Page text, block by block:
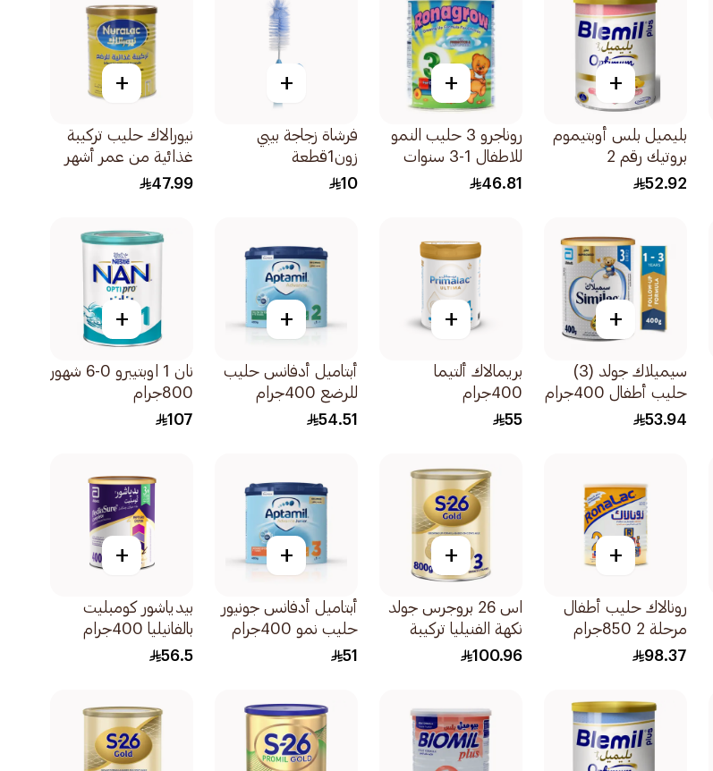
+
بليميل بلس أوبتيموم
بروتيك رقم 2
400جرام
52.92
+
روناجرو 3 حليب النمو
للاطفال 1-3 سنوات
400جرام
46.81
+
فرشاة زجاجة بيبي
زون1قطعة
10
+
نيورالاك حليب تركيبة
غذائية من عمر أشهر
400جرام
47.99
+
سيميلاك جولد (3)
حليب أطفال 400جرام
53.94
+
بريمالاك ألتيما
400جرام
55
+
أبتاميل أدفانس حليب
للرضع 400جرام
54.51
+
نان 1 اوبتيبرو 0-6 شهور
800جرام
107
+
رونالاك حليب أطفال
مرحلة 2 850جرام
98.37
+
اس 26 بروجرس جولد
نكهة الفنيليا تركيبة
لمرحلة نمو الأطفال
100.96
+
أبتاميل أدفانس جونيور
حليب نمو 400جرام
51
+
بيدياشور كومبليت
بالفانيليا 400جرام
56.5